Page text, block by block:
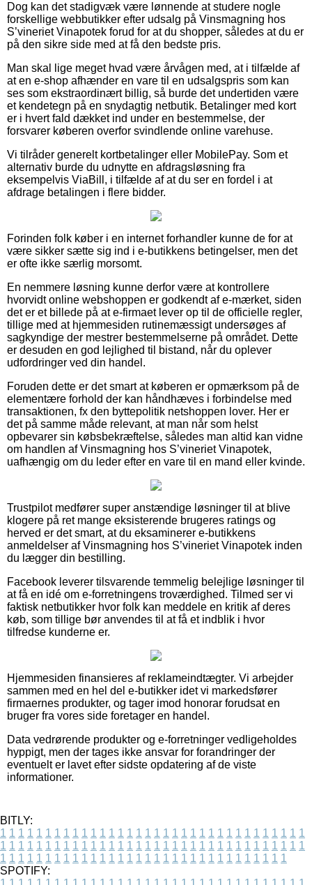
Dog kan det stadigvæk være lønnende at studere nogle
forskellige webbutikker efter udsalg på Vinsmagning hos
S’vineriet Vinapotek forud for at du shopper, således at du er
på den sikre side med at få den bedste pris.
Man skal lige meget hvad være årvågen med, at i tilfælde af
at en e-shop afhænder en vare til en udsalgspris som kan
ses som ekstraordinært billig, så burde det undertiden være
et kendetegn på en snydagtig netbutik. Betalinger med kort
er i hvert fald dækket ind under en bestemmelse, der
forsvarer køberen overfor svindlende online varehuse.
Vi tilråder generelt kortbetalinger eller MobilePay. Som et
alternativ burde du udnytte en afdragsløsning fra
eksempelvis ViaBill, i tilfælde af at du ser en fordel i at
afdrage betalingen i flere bidder.
Forinden folk køber i en internet forhandler kunne de for at
være sikker sætte sig ind i e-butikkens betingelser, men det
er ofte ikke særlig morsomt.
En nemmere løsning kunne derfor være at kontrollere
hvorvidt online webshoppen er godkendt af e-mærket, siden
det er et billede på at e-firmaet lever op til de officielle regler,
tillige med at hjemmesiden rutinemæssigt undersøges af
sagkyndige der mestrer bestemmelserne på området. Dette
er desuden en god lejlighed til bistand, når du oplever
udfordringer ved din handel.
Foruden dette er det smart at køberen er opmærksom på de
elementære forhold der kan håndhæves i forbindelse med
transaktionen, fx den byttepolitik netshoppen lover. Her er
det på samme måde relevant, at man når som helst
opbevarer sin købsbekræftelse, således man altid kan vidne
om handlen af Vinsmagning hos S’vineriet Vinapotek,
uafhængig om du leder efter en vare til en mand eller kvinde.
Trustpilot medfører super anstændige løsninger til at blive
klogere på ret mange eksisterende brugeres ratings og
herved er det smart, at du eksaminerer e-butikkens
anmeldelser af Vinsmagning hos S’vineriet Vinapotek inden
du lægger din bestilling.
Facebook leverer tilsvarende temmelig belejlige løsninger til
at få en idé om e-forretningens troværdighed. Tilmed ser vi
faktisk netbutikker hvor folk kan meddele en kritik af deres
køb, som tillige bør anvendes til at få et indblik i hvor
tilfredse kunderne er.
Hjemmesiden finansieres af reklameindtægter. Vi arbejder
sammen med en hel del e-butikker idet vi markedsfører
firmaernes produkter, og tager imod honorar forudsat en
bruger fra vores side foretager en handel.
Data vedrørende produkter og e-forretninger vedligeholdes
hyppigt, men der tages ikke ansvar for forandringer der
eventuelt er lavet efter sidste opdatering af de viste
informationer.
BITLY:
1 1 1 1 1 1 1 1 1 1 1 1 1 1 1 1 1 1 1 1 1 1 1 1 1 1 1 1 1 1 1 1 1 1
1 1 1 1 1 1 1 1 1 1 1 1 1 1 1 1 1 1 1 1 1 1 1 1 1 1 1 1 1 1 1 1 1 1
1 1 1 1 1 1 1 1 1 1 1 1 1 1 1 1 1 1 1 1 1 1 1 1 1 1 1 1 1 1 1 1
SPOTIFY: